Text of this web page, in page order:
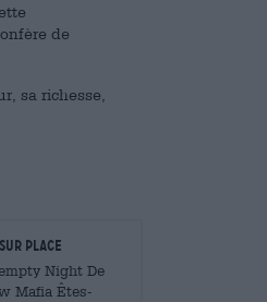
de
sa richesse,
place
Night De
Mafia Êtes-